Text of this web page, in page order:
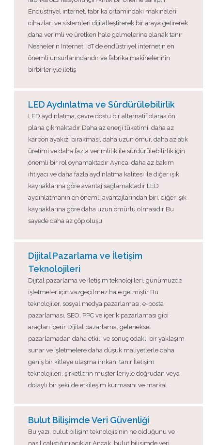
Endüstriyel internet, fabrika ortamındaki makineleri,
cihazları ve sistemleri dijitalleştirerek bir araya getirerek
daha verimli ve üretken hale gelmelerine olanak tanır
Nesnelerin İnterneti IoT de endüstriyel internetin en
önemli unsurlarındandır ve fabrika makinelerinin
birbirleriyle iletiş
LED Aydınlatma ve Sürdürülebilirlik
LED aydınlatma, çevre dostu bir alternatif olarak ön
plana çıkmaktadır Daha az enerji tüketimi, daha az
karbon ayakizi bırakması, daha uzun ömür, daha az atık
üretimi ve daha fazla verimlilik ile sürdürülebilirlik için
önemli bir rol oynamaktadır Ayrıca, daha az bakım
ihtiyacı ve daha fazla aydınlatma kalitesi ile diğer ışık
kaynaklarına göre avantaj sağlamaktadır LED
aydınlatmanın en önemli avantajlarından biri, diğer ışık
kaynaklarına göre daha uzun ömürlü olmasıdır Bu
sayede daha az çöp oluşu
Dijital Pazarlama ve İletişim
Teknolojileri
Dijital pazarlama ve iletişim teknolojileri, günümüzde
işletmeler için vazgeçilmez hale gelmiştir Bu
teknolojiler, sosyal medya pazarlaması, e-posta
pazarlaması, SEO, PPC ve içerik pazarlaması gibi
araçları içerir Dijital pazarlama, geleneksel
pazarlamadan daha etkili ve sonuç odaklı bir yaklaşım
sunar ve işletmelere daha düşük maliyetlerle daha
geniş bir kitleye ulaşma imkanı tanır İletişim
teknolojileri, şirketlerin müşterileriyle doğrudan veya
dolaylı bir şekilde etkileşim kurmasını ve markal
Bulut Bilişimde Veri Güvenliği
Bu yazı, bulut bilişim teknolojisinin ne olduğunu ve
nasıl çalıştığını açıklar Ancak, bulut bilişimde veri